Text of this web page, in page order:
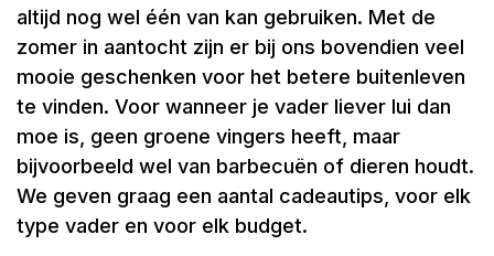
altijd nog wel één van kan gebruiken. Met de
zomer in aantocht zijn er bij ons bovendien veel
mooie geschenken voor het betere buitenleven
te vinden. Voor wanneer je vader liever lui dan
moe is, geen groene vingers heeft, maar
bijvoorbeeld wel van barbecuën of dieren houdt.
We geven graag een aantal cadeautips, voor elk
type vader en voor elk budget.